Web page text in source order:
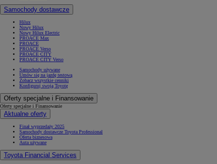
Samochody dostawcze
Hilux
Nowy Hilux
Nowy Hilux Electric
PROACE Max
PROACE
PROACE Verso
PROACE CITY
PROACE CITY Verso
Samochody używane
Umów się na jazdę testową
Zobacz wszystkie cenniki
Konfiguruj swoją Toyotę
Oferty specjalne i Finansowanie
Oferty specjalne i Finansowanie
Aktualne oferty
Finał wyprzedaży 2025
Samochody dostawcze Toyota Professional
Oferta biznesowa
Auta używane
Toyota Financial Services